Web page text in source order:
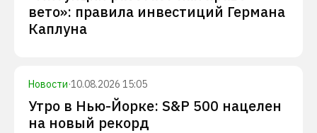
вето»: правила инвестиций Германа
Каплуна
Новости·10.08.2026 15:05
Утро в Нью-Йорке: S&P 500 нацелен
на новый рекорд